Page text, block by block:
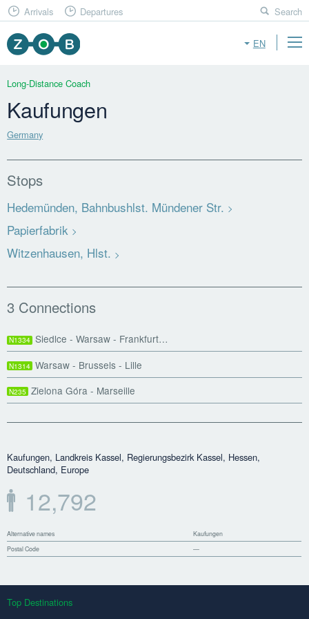
EN
Arrivals Departures Search
Long-Distance Coach
Kaufungen
Germany
Stops
Hedemünden, Bahnbushlst. Mündener Str.
Papierfabrik
Witzenhausen, Hlst.
3 Connections
N1334 Siedlce - Warsaw - Frankfurt…
N1314 Warsaw - Brussels - Lille
N235 Zielona Góra - Marseille
Kaufungen, Landkreis Kassel, Regierungsbezirk Kassel, Hessen,
Deutschland, Europe
12,792
Alternative names
Kaufungen
Postal Code
—
Top Destinations